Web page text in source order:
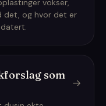
vokser,
det, og hvor det er
som